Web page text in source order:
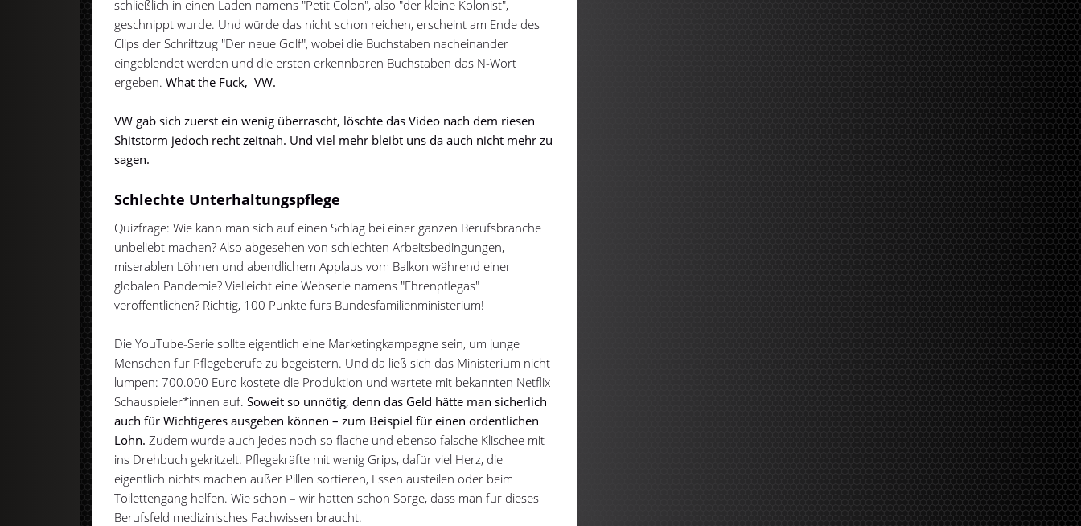
schließlich in einen Laden namens "Petit Colon", also "der kleine Kolonist",
geschnippt wurde. Und würde das nicht schon reichen, erscheint am Ende des
Clips der Schriftzug "Der neue Golf", wobei die Buchstaben nacheinander
eingeblendet werden und die ersten erkennbaren Buchstaben das N-Wort
ergeben.What the Fuck, VW.
VW gab sich zuerst ein wenig überrascht, löschte das Video nach dem riesen
Shitstorm jedoch recht zeitnah. Und viel mehr bleibt uns da auch nicht mehr zu
sagen.
Schlechte Unterhaltungspflege
Quizfrage: Wie kann man sich auf einen Schlag bei einer ganzen Berufsbranche
unbeliebt machen? Also abgesehen von schlechten Arbeitsbedingungen,
miserablen Löhnen und abendlichem Applaus vom Balkon während einer
globalen Pandemie? Vielleicht eine Webserie namens "Ehrenpflegas"
veröffentlichen? Richtig, 100 Punkte fürs Bundesfamilienministerium!
Die YouTube-Serie sollte eigentlich eine Marketingkampagne sein, um junge
Menschen für Pflegeberufe zu begeistern. Und da ließ sich das Ministerium nicht
lumpen: 700.000 Euro kostete die Produktion und wartete mit bekannten Netflix-
Schauspieler*innen auf. Soweit so unnötig, denn das Geld hätte man sicherlich
auch für Wichtigeres ausgeben können – zum Beispiel für einen ordentlichen
Lohn. Zudem wurde auch jedes noch so flache und ebenso falsche Klischee mit
ins Drehbuch gekritzelt. Pflegekräfte mit wenig Grips, dafür viel Herz, die
eigentlich nichts machen außer Pillen sortieren, Essen austeilen oder beim
Toilettengang helfen. Wie schön – wir hatten schon Sorge, dass man für dieses
Berufsfeld medizinisches Fachwissen braucht.